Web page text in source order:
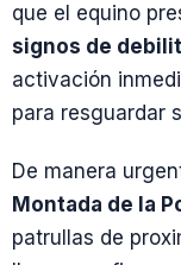
que el equino
signos de
activación
para resguardar
De manera
Montada de la
patrullas de